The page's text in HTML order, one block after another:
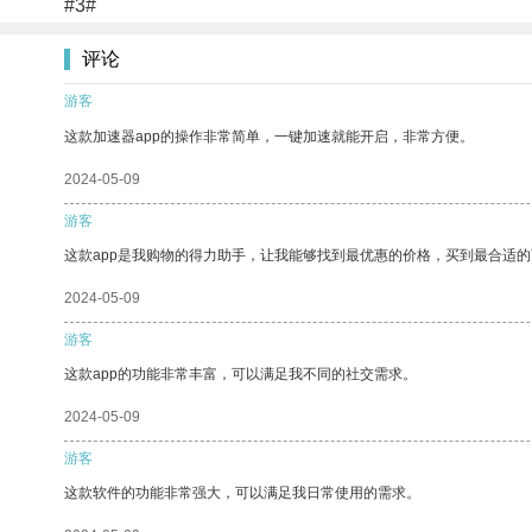
#3#
评论
游客
这款加速器app的操作非常简单，一键加速就能开启，非常方便。
2024-05-09
游客
这款app是我购物的得力助手，让我能够找到最优惠的价格，买到最合适
2024-05-09
游客
这款app的功能非常丰富，可以满足我不同的社交需求。
2024-05-09
游客
这款软件的功能非常强大，可以满足我日常使用的需求。